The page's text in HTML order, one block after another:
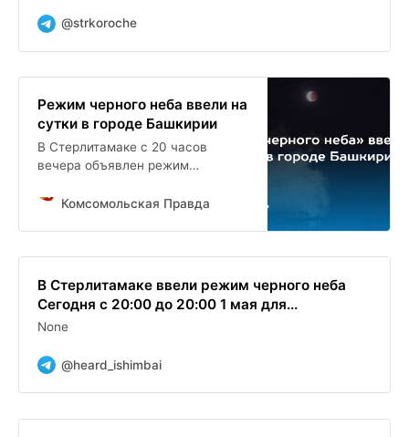
@strkoroche
Режим черного неба ввели на
сутки в городе Башкирии
В Стерлитамаке с 20 часов
вечера объявлен режим
Комсомольская Правда
В Стерлитамаке ввели режим черного неба
Сегодня с 20:00 до 20:00 1 мая для...
None
@heard_ishimbai